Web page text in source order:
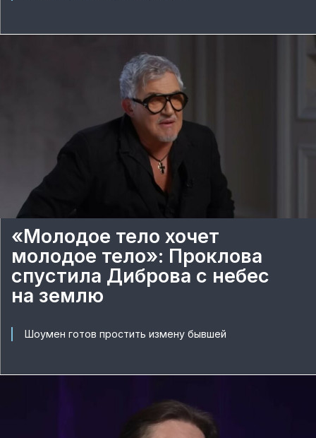
«Молодое тело хочет
молодое тело»: Проклова
спустила Диброва с небес
на землю
Шоумен готов простить измену бывшей